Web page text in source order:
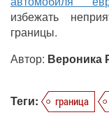
избежать
границы.
Автор: Вероника
Теги: граница